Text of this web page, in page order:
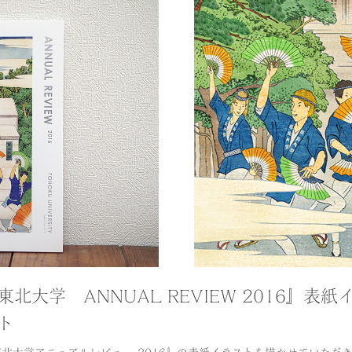
北大学 ANNUAL REVIEW 2016』表紙